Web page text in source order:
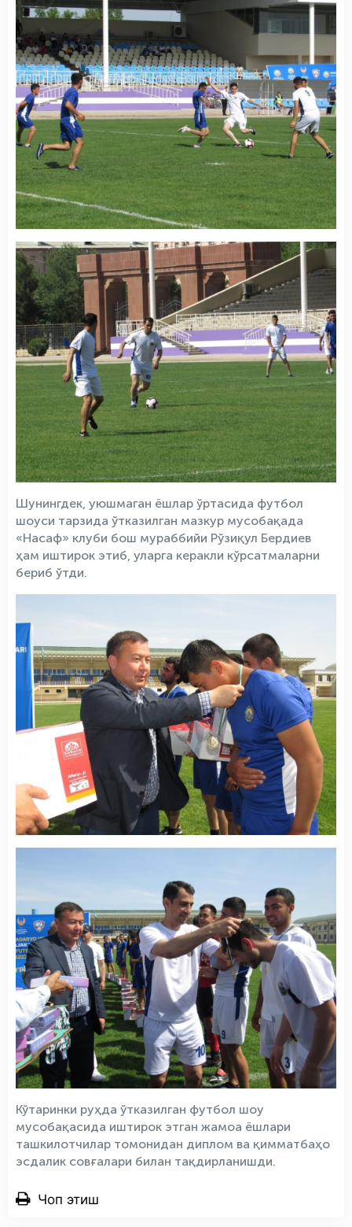
Шунингдек, уюшмаган ёшлар ўртасида футбол
шоуси тарзида ўтказилган мазкур мусобақада
«Насаф» клуби бош мураббийи Рўзиқул Бердиев
ҳам иштирок этиб, уларга керакли кўрсатмаларни
бериб ўтди.
Кўтаринки руҳда ўтказилган футбол шоу
мусобақасида иштирок этган жамоа ёшлари
ташкилотчилар томонидан диплом ва қимматбаҳо
эсдалик совғалари билан тақдирланишди.
Чоп этиш